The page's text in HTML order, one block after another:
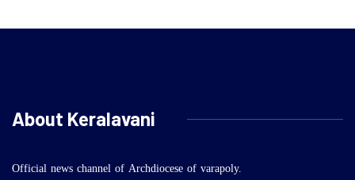
About Keralavani
Official news channel of Archdiocese of varapoly.